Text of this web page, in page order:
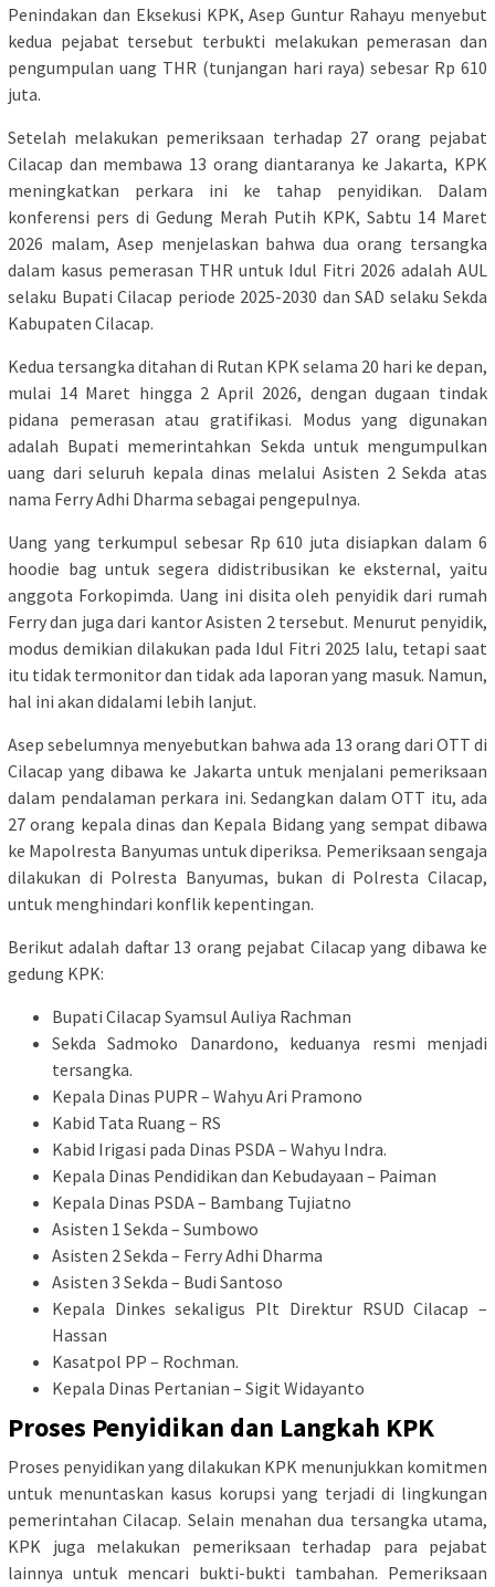
Penindakan dan Eksekusi KPK, Asep Guntur Rahayu menyebut
kedua pejabat tersebut terbukti melakukan pemerasan dan
pengumpulan uang THR (tunjangan hari raya) sebesar Rp 610
juta.
Setelah melakukan pemeriksaan terhadap 27 orang pejabat
Cilacap dan membawa 13 orang diantaranya ke Jakarta, KPK
meningkatkan perkara ini ke tahap penyidikan. Dalam
konferensi pers di Gedung Merah Putih KPK, Sabtu 14 Maret
2026 malam, Asep menjelaskan bahwa dua orang tersangka
dalam kasus pemerasan THR untuk Idul Fitri 2026 adalah AUL
selaku Bupati Cilacap periode 2025-2030 dan SAD selaku Sekda
Kabupaten Cilacap.
Kedua tersangka ditahan di Rutan KPK selama 20 hari ke depan,
mulai 14 Maret hingga 2 April 2026, dengan dugaan tindak
pidana pemerasan atau gratifikasi. Modus yang digunakan
adalah Bupati memerintahkan Sekda untuk mengumpulkan
uang dari seluruh kepala dinas melalui Asisten 2 Sekda atas
nama Ferry Adhi Dharma sebagai pengepulnya.
Uang yang terkumpul sebesar Rp 610 juta disiapkan dalam 6
hoodie bag untuk segera didistribusikan ke eksternal, yaitu
anggota Forkopimda. Uang ini disita oleh penyidik dari rumah
Ferry dan juga dari kantor Asisten 2 tersebut. Menurut penyidik,
modus demikian dilakukan pada Idul Fitri 2025 lalu, tetapi saat
itu tidak termonitor dan tidak ada laporan yang masuk. Namun,
hal ini akan didalami lebih lanjut.
Asep sebelumnya menyebutkan bahwa ada 13 orang dari OTT di
Cilacap yang dibawa ke Jakarta untuk menjalani pemeriksaan
dalam pendalaman perkara ini. Sedangkan dalam OTT itu, ada
27 orang kepala dinas dan Kepala Bidang yang sempat dibawa
ke Mapolresta Banyumas untuk diperiksa. Pemeriksaan sengaja
dilakukan di Polresta Banyumas, bukan di Polresta Cilacap,
untuk menghindari konflik kepentingan.
Berikut adalah daftar 13 orang pejabat Cilacap yang dibawa ke
gedung KPK:
Bupati Cilacap Syamsul Auliya Rachman
Sekda Sadmoko Danardono, keduanya resmi menjadi
tersangka.
Kepala Dinas PUPR – Wahyu Ari Pramono
Kabid Tata Ruang – RS
Kabid Irigasi pada Dinas PSDA – Wahyu Indra.
Kepala Dinas Pendidikan dan Kebudayaan – Paiman
Kepala Dinas PSDA – Bambang Tujiatno
Asisten 1 Sekda – Sumbowo
Asisten 2 Sekda – Ferry Adhi Dharma
Asisten 3 Sekda – Budi Santoso
Kepala Dinkes sekaligus Plt Direktur RSUD Cilacap –
Hassan
Kasatpol PP – Rochman.
Kepala Dinas Pertanian – Sigit Widayanto
Proses Penyidikan dan Langkah KPK
Proses penyidikan yang dilakukan KPK menunjukkan komitmen
untuk menuntaskan kasus korupsi yang terjadi di lingkungan
pemerintahan Cilacap. Selain menahan dua tersangka utama,
KPK juga melakukan pemeriksaan terhadap para pejabat
lainnya untuk mencari bukti-bukti tambahan. Pemeriksaan